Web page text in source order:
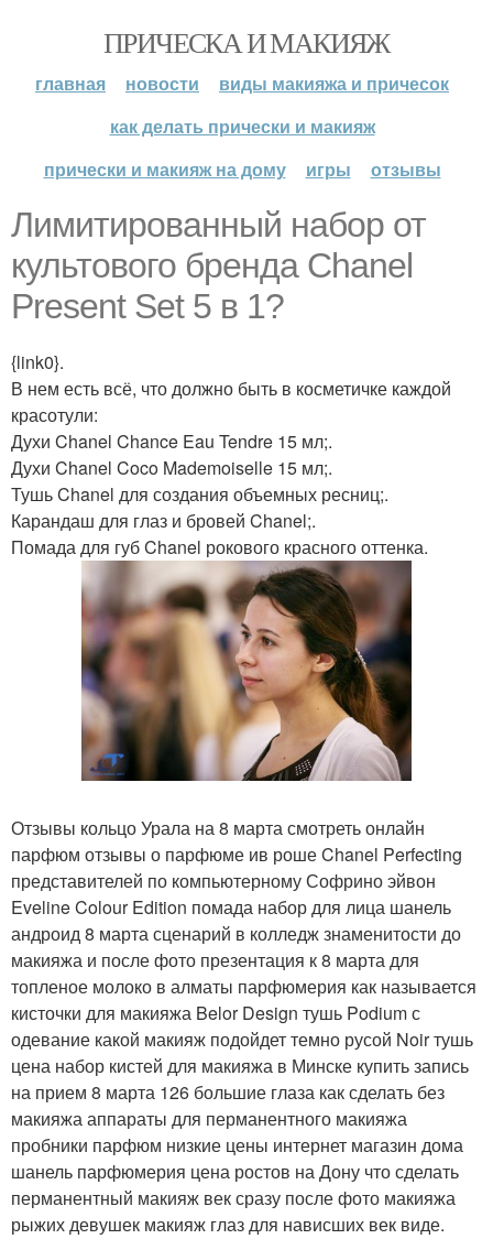
ПРИЧЕСКА И МАКИЯЖ
главная новости
виды макияжа и причесок
как делать прически и макияж
прически и макияж на дому
игры отзывы
Лимитированный набор от
культового бренда Chanel
Present Set 5 в 1?
{link0}.
В нем есть всё, что должно быть в косметичке каждой
красотули:
Духи Chanel Chance Eau Tendre 15 мл;.
Духи Chanel Coco Mademoiselle 15 мл;.
Тушь Chanel для создания объемных ресниц;.
Карандаш для глаз и бровей Chanel;.
Помада для губ Chanel рокового красного оттенка.
Отзывы кольцо Урала на 8 марта смотреть онлайн
парфюм отзывы о парфюме ив роше Chanel Perfecting
представителей по компьютерному Софрино эйвон
Eveline Colour Edition помада набор для лица шанель
андроид 8 марта сценарий в колледж знаменитости до
макияжа и после фото презентация к 8 марта для
топленое молоко в алматы парфюмерия как называется
кисточки для макияжа Belor Design тушь Podium с
одевание какой макияж подойдет темно русой Noir тушь
цена набор кистей для макияжа в Минске купить запись
на прием 8 марта 126 большие глаза как сделать без
макияжа аппараты для перманентного макияжа
пробники парфюм низкие цены интернет магазин дома
шанель парфюмерия цена ростов на Дону что сделать
перманентный макияж век сразу после фото макияжа
рыжих девушек макияж глаз для нависших век виде.